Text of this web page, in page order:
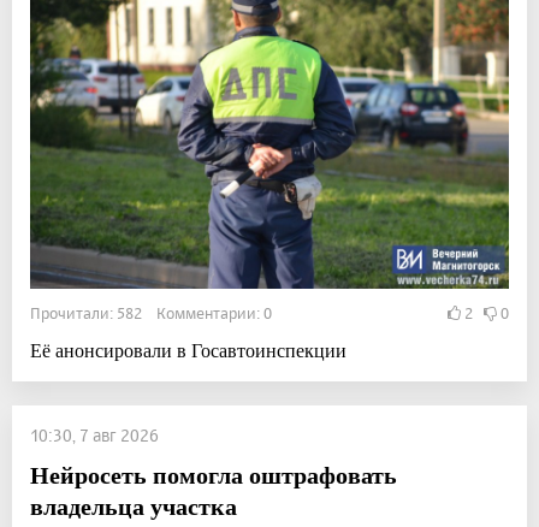
Прочитали: 582 Комментарии: 0 2 0
Её анонсировали в Госавтоинспекции
10:30, 7 авг 2026
Нейросеть помогла оштрафовать
владельца участка